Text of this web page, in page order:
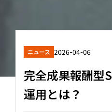
ニュース 2026-04-06
完全成果報酬型
運用とは？